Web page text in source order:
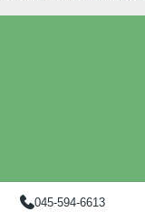
045-594-6613